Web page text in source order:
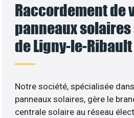
Raccordement de
panneaux
de Ligny-le-
Notre société, spécialisée
panneaux solaires, gère le
centrale solaire au réseau